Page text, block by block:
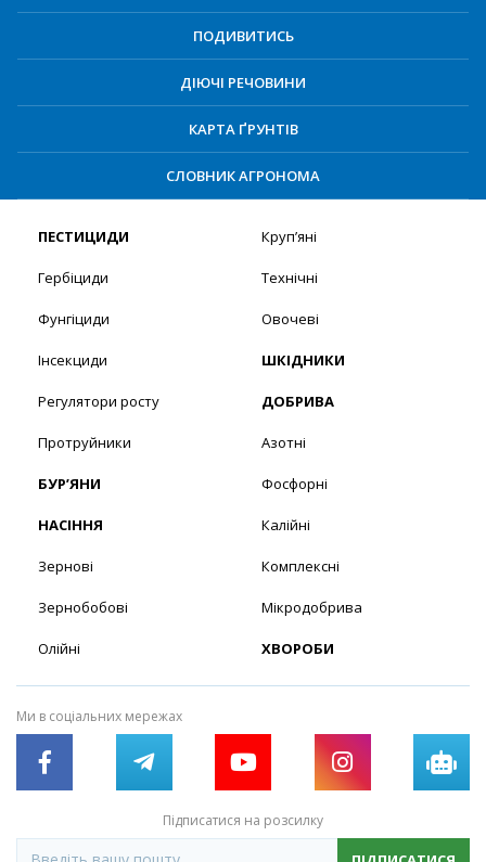
ПОДИВИТИСЬ
ДІЮЧІ РЕЧОВИНИ
КАРТА ҐРУНТІВ
СЛОВНИК АГРОНОМА
ПЕСТИЦИДИ
Гербіциди
Фунгіциди
Інсекциди
Регулятори росту
Протруйники
БУР’ЯНИ
НАСІННЯ
Зернові
Зернобобові
Олійні
Круп’яні
Технічні
Овочеві
ШКІДНИКИ
ДОБРИВА
Азотні
Фосфорні
Калійні
Комплексні
Мікродобрива
ХВОРОБИ
Ми в соціальних мережах
Підписатися на розсилку